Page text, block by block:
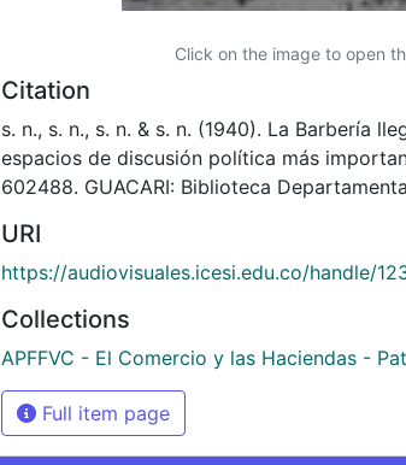
Click on the image to open
Citation
s. n., s. n., s. n. & s. n. (1940). La Barbería
espacios de discusión política más
602488. GUACARI: Biblioteca
URI
https://audiovisuales.icesi.edu.co/handle/
Collections
APFFVC - El Comercio y las Haciendas -
Full item page